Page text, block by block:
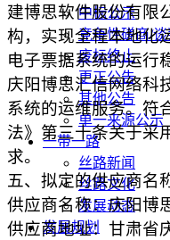
中标公示
竞争性磋商/谈
废标终止
更正公告
其他公告
单一来源公示
一带一路
丝路新闻
丝路文化
发展动态
发展规划
建博思软件股份有限
构，实现全程本地化
电子票据系统的运行
庆阳博思汇信网络科
系统的运维服务。符
法》第三十条关于采
求。
五、拟定的供应商名
供应商名称：庆阳博
供应商地址：甘肃省